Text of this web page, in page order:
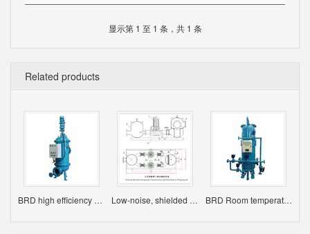
显示第 1 至 1 条，共 1 条
Related products
BRD high efficiency backwash filter Low-noise, shielded integrated transmission and distribution pumping set BRD Room temperature deaerator